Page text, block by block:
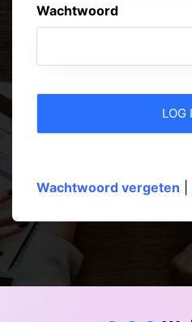
Wachtwoord
Wachtwoord vergeten